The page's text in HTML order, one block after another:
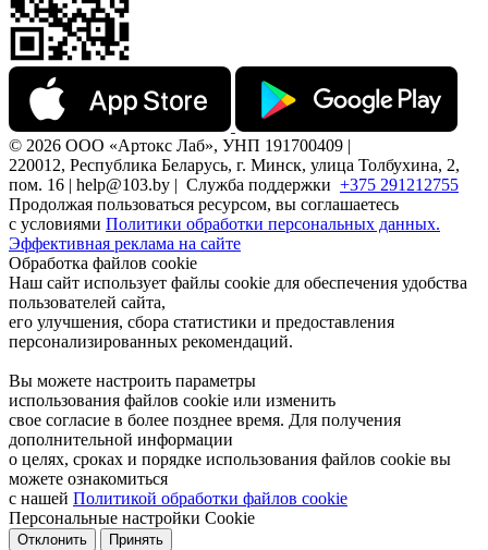
© 2026 ООО «Артокс Лаб», УНП 191700409 |
220012, Республика Беларусь, г. Минск, улица Толбухина, 2,
пом. 16 | help@103.by | Служба поддержки +375 291212755
Продолжая пользоваться ресурсом, вы соглашаетесь
с условиями Политики обработки персональных данных.
Эффективная реклама на сайте
Обработка файлов cookie
Наш сайт использует файлы cookie для обеспечения удобства
пользователей сайта,
его улучшения, сбора статистики и предоставления
персонализированных рекомендаций.
Вы можете настроить параметры
использования файлов cookie или изменить
свое согласие в более позднее время. Для получения
дополнительной информации
о целях, сроках и порядке использования файлов cookie вы
можете ознакомиться
с нашей Политикой обработки файлов cookie
Персональные настройки Cookie
Отклонить Принять